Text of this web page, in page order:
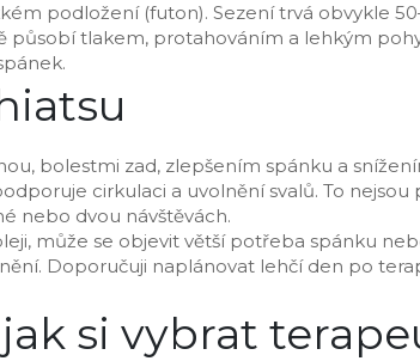
podložení (futon). Sezení trvá obvykle
působí tlakem, protahováním a lehkým
bolestmi zad, zlepšením spánku a
cirkulaci a uvolnění svalů. To nejsou
nebo dvou návštěvách.
může se objevit větší potřeba spánku
Doporučuji naplánovat lehčí den po
si vybrat